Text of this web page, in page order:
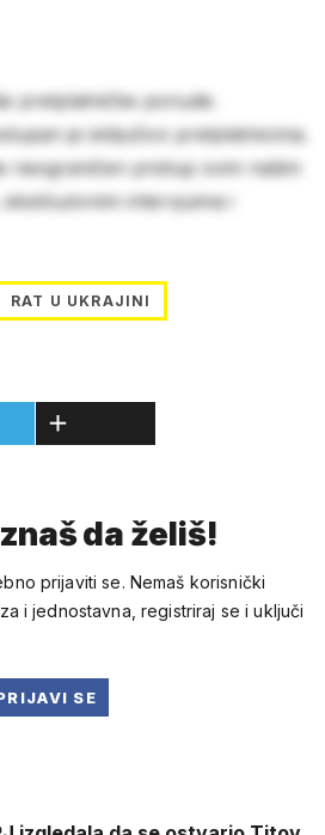
pretplatničke ponude.
je isključivo pretplatnicima.
neograničen pristup svim našim
intervjuima i
RAT U UKRAJINI
da želiš!
prijaviti se. Nemaš korisnički
i jednostavna, registriraj se i uključi
SE